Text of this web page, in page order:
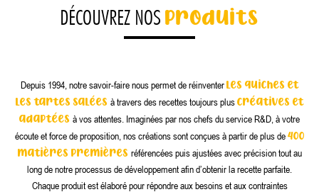
DÉCOUVREZ NOSproduits
Depuis 1994, notre savoir-faire nous permet de réinventerles quiches et
les tartes salées à travers des recettes toujours pluscréatives et
adaptées à vos attentes. Imaginées par nos chefs du service R&D, à votre
écoute et force de proposition, nos créations sont conçues à partir de plus de400
matières premières référencées puis ajustées avec précision tout au
long de notre processus de développement afin d’obtenir la recette parfaite.
Chaque produit est élaboré pour répondre aux besoins et aux contraintes